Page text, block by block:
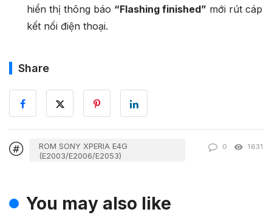
hiển thị thông báo “Flashing finished” mới rút cáp
kết nối điện thoại.
Share
ROM SONY XPERIA E4G
(E2003/E2006/E2053)
0 1631
You may also like